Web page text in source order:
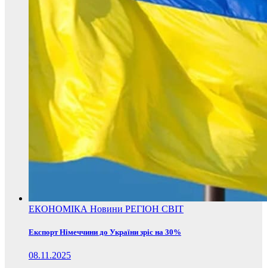
ЕКОНОМІКА Новини РЕГІОН СВІТ
Експорт Німеччини до України зріс на 30%
08.11.2025